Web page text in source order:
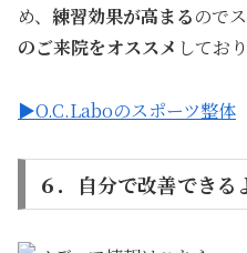
め、 練習効果が高まるので
のご来院をオススメ してお
▶O.C.Laboのスポーツ整体
６．自分で改善できる